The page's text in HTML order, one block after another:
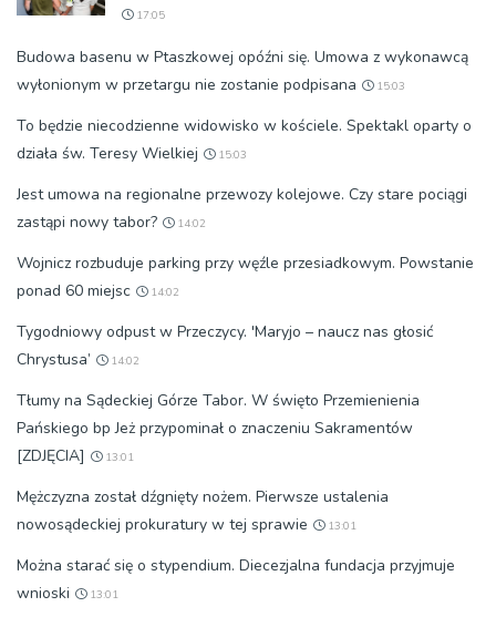
17:05
Budowa basenu w Ptaszkowej opóźni się. Umowa z wykonawcą
wyłonionym w przetargu nie zostanie podpisana
15:03
To będzie niecodzienne widowisko w kościele. Spektakl oparty o
działa św. Teresy Wielkiej
15:03
Jest umowa na regionalne przewozy kolejowe. Czy stare pociągi
zastąpi nowy tabor?
14:02
Wojnicz rozbuduje parking przy węźle przesiadkowym. Powstanie
ponad 60 miejsc
14:02
Tygodniowy odpust w Przeczycy. 'Maryjo – naucz nas głosić
Chrystusa’
14:02
Tłumy na Sądeckiej Górze Tabor. W święto Przemienienia
Pańskiego bp Jeż przypominał o znaczeniu Sakramentów
[ZDJĘCIA]
13:01
Mężczyzna został dźgnięty nożem. Pierwsze ustalenia
nowosądeckiej prokuratury w tej sprawie
13:01
Można starać się o stypendium. Diecezjalna fundacja przyjmuje
wnioski
13:01